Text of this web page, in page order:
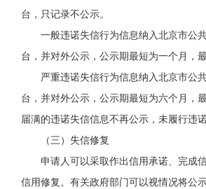
台，只记录不公示。
一般违诺失信行为信息纳入北京市公
台，并对外公示，公示期最短为一个月，
严重违诺失信行为信息纳入北京市公
台，并对外公示，公示期最短为六个月，
届满的违诺失信信息不再公示，未履行违
（三）失信修复
申请人可以采取作出信用承诺、完成
信用修复。有关政府部门可以视情况将公